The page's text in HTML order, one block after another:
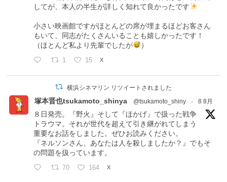
してが、本人の半生が詳しく知れて良かったです
小さい映画館ですがほとんどの席が埋まるほどお客さん
もいて、同志がたくさんいることも嬉しかったです！
（ほとんど私より先輩でしたが
）
1 15 X
横浜シネマリン リツイートされました
塚本晋也tsukamoto_shinya @tsukamoto_shiny · 8 8月
８日発売。『野火』そして『ほかげ』で扱った戦争
トラウマ。それが世代を超えて引き継がれてしまう
重要なお話をしました。ぜひお読みください。
『ネルソンさん、あなたは人を殺しましたか？』でもそ
の問題を扱っています。
70 164 X